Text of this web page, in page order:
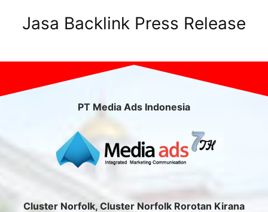
Jasa Backlink Press Release
PT Media Ads Indonesia
Cluster Norfolk, Cluster Norfolk Rorotan Kirana